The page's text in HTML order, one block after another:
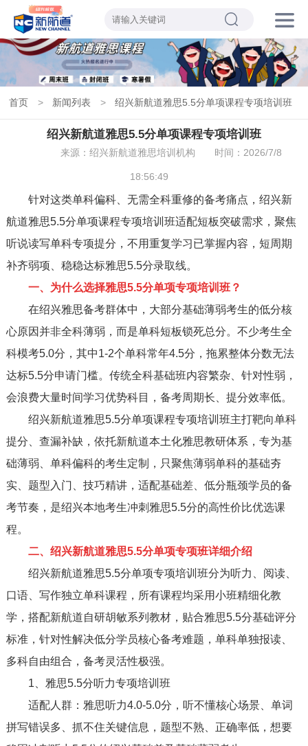
首页 > 新闻列表 > 绍兴新航道雅思5.5分单项课程专项培训班
绍兴新航道雅思5.5分单项课程专项培训班
来源：绍兴新航道雅思培训机构 时间：2026/7/8
18:56:49
针对这类单科偏科、无需全科重修的备考痛点，绍兴新
航道雅思5.5分单项课程专项培训班适配短板突破需求，聚焦
听说读写单科专项提分，不用重复学习已掌握内容，短周期
补齐弱项、稳稳达标雅思5.5分录取线。
一、为什么选择雅思5.5分单项专项培训班？
在绍兴雅思备考群体中，大部分基础薄弱考生的低分核
心原因并非全科薄弱，而是单科短板锁死总分。不少考生全
科模考5.0分，其中1-2个单科常年4.5分，拖累整体分数无法
达标5.5分申请门槛。传统全科基础班内容繁杂、针对性弱，
会浪费大量时间学习优势科目，备考周期长、提分效率低。
绍兴新航道雅思5.5分单项课程专项培训班主打靶向单科
提分、查漏补缺，依托新航道本土化雅思教研体系，专为基
础薄弱、单科偏科的考生定制，只聚焦薄弱单科的基础夯
实、题型入门、技巧精讲，适配基础差、低分瓶颈学员的备
考节奏，是绍兴本地考生冲刺雅思5.5分的高性价比优选课
程。
二、绍兴新航道雅思5.5分单项专项班详细介绍
绍兴新航道雅思5.5分单项专项培训班分为听力、阅读、
口语、写作独立单科课程，所有课程均采用小班精细化教
学，搭配新航道自研胡敏系列教材，贴合雅思5.5分基础评分
标准，针对性解决低分学员核心备考难题，单科单独报读、
多科自由组合，备考灵活性极强。
1、雅思5.5分听力专项培训班
适配人群：雅思听力4.0-5.0分，听不懂核心场景、单词
拼写错误多、抓不住关键信息，题型不熟、正确率低，想要